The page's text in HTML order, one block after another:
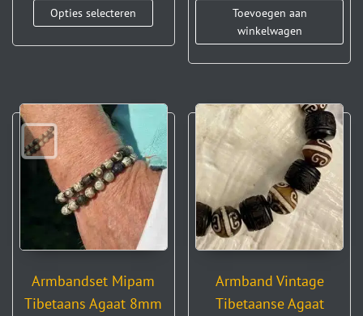
Opties selecteren
Toevoegen aan
winkelwagen
Armbandset Mipam
Tibetaans Agaat 8mm
Armband Vintage
Tibetaanse Agaat